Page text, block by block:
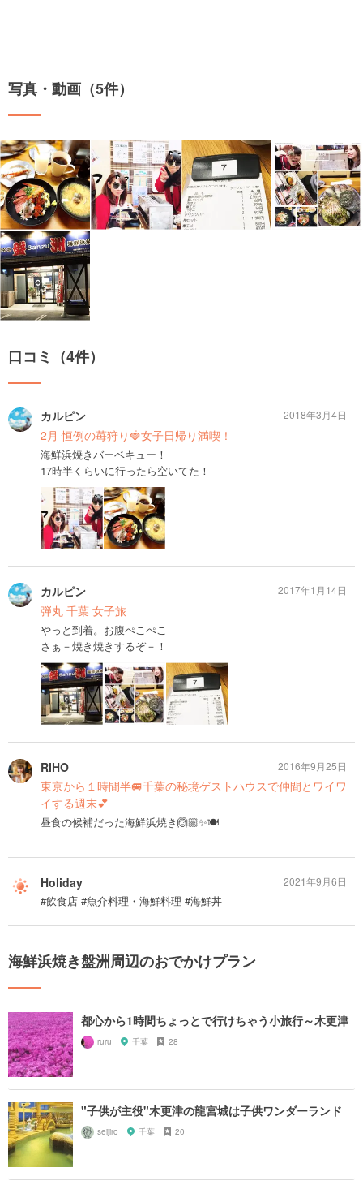
写真・動画（5件）
口コミ（4件）
カルピン
2月 恒例の苺狩り🍓女子日帰り満喫！
海鮮浜焼きバーベキュー！
17時半くらいに行ったら空いてた！
2018年3月4日
カルピン
弾丸 千葉 女子旅
やっと到着。お腹ぺこぺこ
さぁ－焼き焼きするぞ－！
2017年1月14日
RIHO
東京から１時間半🚐千葉の秘境ゲストハウスで仲間とワイワ
イする週末💕
昼食の候補だった海鮮浜焼き🙆🏼✨🍽
2016年9月25日
Holiday
#飲食店 #魚介料理・海鮮料理 #海鮮丼
2021年9月6日
海鮮浜焼き盤洲周辺のおでかけプラン
都心から1時間ちょっとで行けちゃう小旅行～木更津
ruru 千葉 28
"子供が主役"木更津の龍宮城は子供ワンダーランド
seijiro 千葉 20